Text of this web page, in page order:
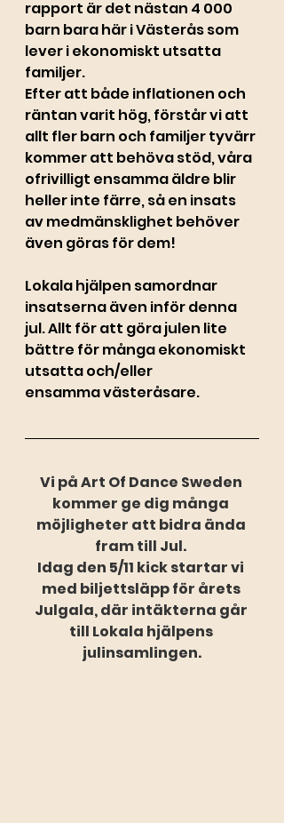
rapport är det nästan 4 000
barn bara här i Västerås som
lever i ekonomiskt utsatta
familjer.
Efter att både inflationen och
räntan varit hög, förstår vi att
allt fler barn och familjer tyvärr
kommer att behöva stöd, våra
ofrivilligt ensamma äldre blir
heller inte färre, så en insats
av medmänsklighet behöver
även göras för dem!
Lokala hjälpen samordnar
insatserna även inför denna
jul. Allt för att göra julen lite
bättre för många ekonomiskt
utsatta och/eller
ensamma västeråsare.
Vi på Art Of Dance Sweden
kommer ge dig många
möjligheter att bidra ända
fram till Jul.
Idag den 5/11 kick startar vi
med biljettsläpp för årets
Julgala, där intäkterna går
till Lokala hjälpens
julinsamlingen.